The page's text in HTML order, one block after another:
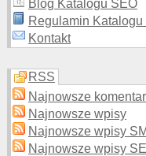
Blog Katalogu SEO
Regulamin Katalogu
Kontakt
RSS
Najnowsze
Najnowsze wpisy
Najnowsze wpisy
Najnowsze wpisy